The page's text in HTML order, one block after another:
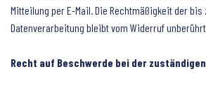
Mitteilung per E-Mail. Die Rechtmäßigkeit der
Datenverarbeitung bleibt vom Widerruf
Recht auf Beschwerde bei der